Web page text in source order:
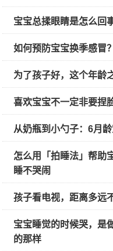
宝宝总揉眼睛是怎么回
如何预防宝宝换季感冒
为了孩子好，这个年龄
喜欢宝宝不一定非要捏
从奶瓶到小勺子：6月
怎么用「拍睡法」帮助
睡不哭闹
孩子看电视，距离多远
宝宝睡觉的时候哭，是
的那样